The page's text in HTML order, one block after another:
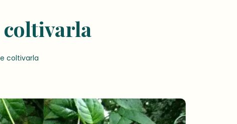
coltivarla
coltivarla